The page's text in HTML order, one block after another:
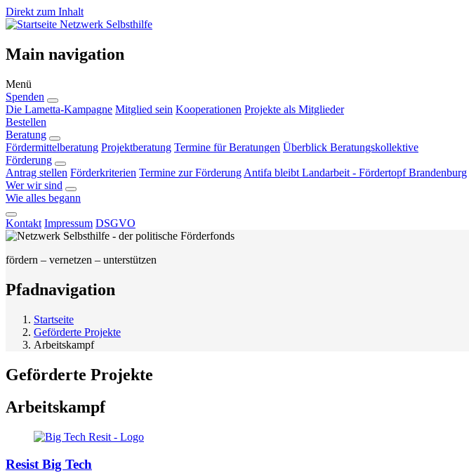
Direkt zum Inhalt
Netzwerk Selbsthilfe
Main navigation
Menü
Spenden
Die Lametta-Kampagne Mitglied sein Kooperationen Projekte als Mitglieder
Bestellen
Beratung
Fördermittelberatung Projektberatung Termine für Beratungen Überblick Beratungskollektive
Förderung
Antrag stellen Förderkriterien Termine zur Förderung Antifa bleibt Landarbeit - Fördertopf Brandenburg
Wer wir sind
Wie alles begann
Kontakt Impressum DSGVO
fördern – vernetzen – unterstützen
Pfadnavigation
Startseite
Geförderte Projekte
Arbeitskampf
Geförderte Projekte
Arbeitskampf
Resist Big Tech